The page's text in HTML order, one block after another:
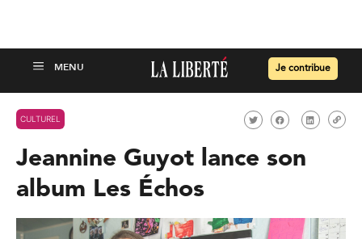
Je contribue
CULTUREL
Jeannine Guyot lance son
album Les Échos